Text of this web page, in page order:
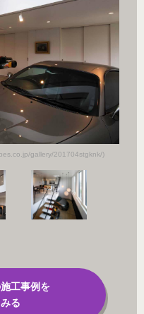
gallery/201704stgknk/)
工事例を
る